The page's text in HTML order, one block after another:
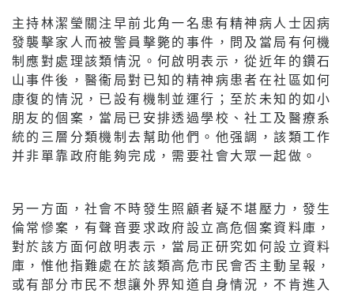
主持林潔瑩關注早前北角一名患有精神病人士因病
發襲擊家人而被警員擊斃的事件，問及當局有何機
制應對處理該類情況。何啟明表示，從近年的鑽石
山事件後，醫衞局對已知的精神病患者在社區如何
康復的情況，已設有機制並運行；至於未知的如小
朋友的個案，當局已安排透過學校、社工及醫療系
統的三層分類機制去幫助他們。他强調，該類工作
并非單靠政府能夠完成，需要社會大眾一起做。
另一方面，社會不時發生照顧者疑不堪壓力，發生
倫常慘案，有聲音要求政府設立高危個案資料庫，
對於該方面何啟明表示，當局正研究如何設立資料
庫，惟他指難處在於該類高危市民會否主動呈報，
或有部分市民不想讓外界知道自身情況，不肯進入